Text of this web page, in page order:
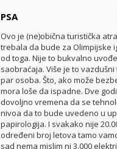
PSA
Ovo je (ne)obična turistička
trebala da bude za Olimpijske
od toga. Nije to bukvalno
saobraćaja. Više je to
par osoba. Što, ako može
mora loše da ispadne. Dve
dovoljno vremena da se
nivoa da to bude uvedeno u
papirologija. I svakako nije
određeni broj letova tamo
sad nema mislim ni 3.000